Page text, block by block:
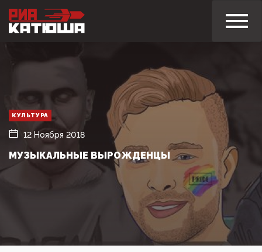
КУЛЬТУРА
12 Ноября 2018
МУЗЫКАЛЬНЫЕ ВЫРОЖДЕНЦЫ